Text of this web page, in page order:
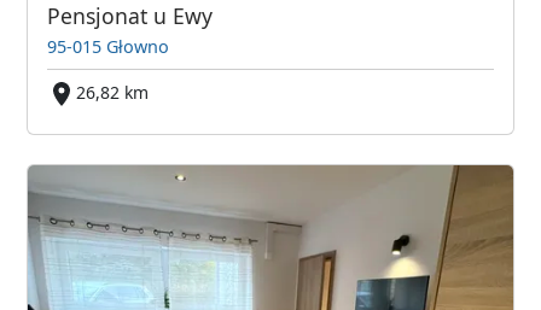
Pensjonat u Ewy
95-015 Głowno
26,82 km